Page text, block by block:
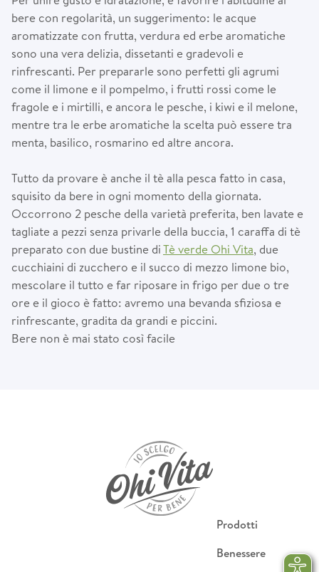
bere con regolarità, un suggerimento: le acque
aromatizzate con frutta, verdura ed erbe aromatiche
sono una vera delizia, dissetanti e gradevoli e
rinfrescanti. Per prepararle sono perfetti gli agrumi
come il limone e il pompelmo, i frutti rossi come le
fragole e i mirtilli, e ancora le pesche, i kiwi e il melone,
mentre tra le erbe aromatiche la scelta può essere tra
menta, basilico, rosmarino ed altre ancora.
Tutto da provare è anche il tè alla pesca fatto in casa,
squisito da bere in ogni momento della giornata.
Occorrono 2 pesche della varietà preferita, ben lavate e
tagliate a pezzi senza privarle della buccia, 1 caraffa di tè
preparato con due bustine diTè verde Ohi Vita, due
cucchiaini di zucchero e il succo di mezzo limone bio,
mescolare il tutto e far riposare in frigo per due o tre
ore e il gioco è fatto: avremo una bevanda sfiziosa e
rinfrescante, gradita da grandi e piccini.
Bere non è mai stato così facile
Prodotti
Benessere